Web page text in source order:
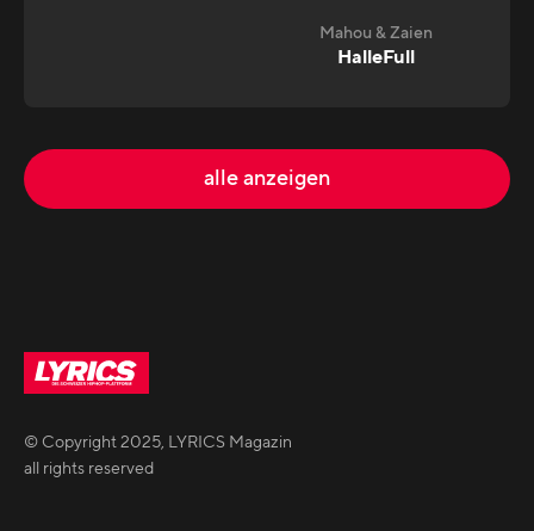
Mahou & Zaien
HalleFull
alle anzeigen
© Copyright2025, LYRICS Magazin
all rights reserved